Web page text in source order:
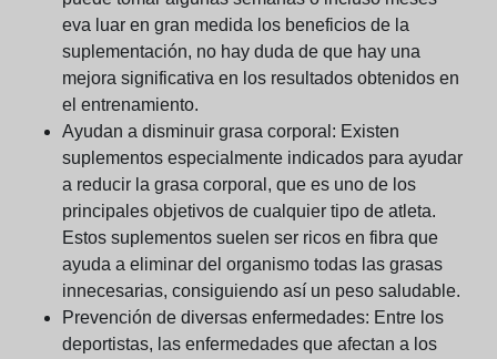
eva luar en gran medida los beneficios de la
suplementación, no hay duda de que hay una
mejora significativa en los resultados obtenidos en
el entrenamiento.
Ayudan a disminuir grasa corporal: Existen
suplementos especialmente indicados para ayudar
a reducir la grasa corporal, que es uno de los
principales objetivos de cualquier tipo de atleta.
Estos suplementos suelen ser ricos en fibra que
ayuda a eliminar del organismo todas las grasas
innecesarias, consiguiendo así un peso saludable.
Prevención de diversas enfermedades: Entre los
deportistas, las enfermedades que afectan a los